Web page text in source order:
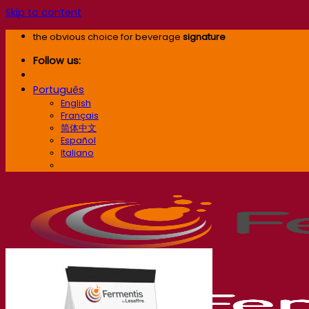
Skip to content
the obvious choice for beverage signature
Follow us:
Português
English
Français
简体中文
Español
Italiano